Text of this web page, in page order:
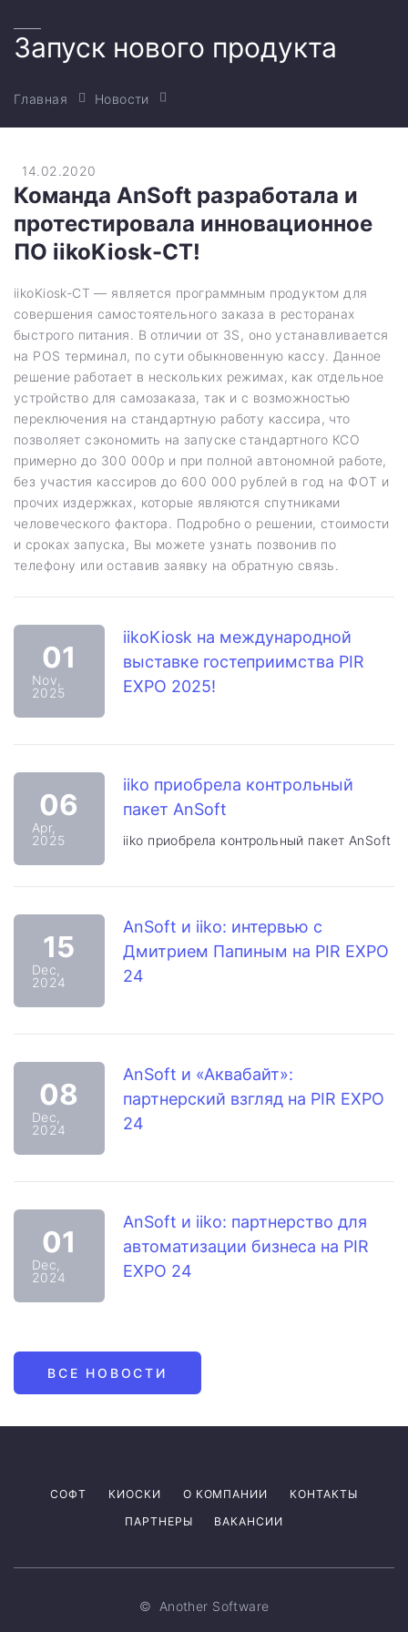
Запуск нового продукта
Главная Новости
14.02.2020
Команда AnSoft разработала и
протестировала инновационное
ПО iikoKiosk-CT!
iikoKiosk-CT — является программным продуктом для
совершения самостоятельного заказа в ресторанах
быстрого питания. В отличии от 3S, оно устанавливается
на POS терминал, по сути обыкновенную кассу. Данное
решение работает в нескольких режимах, как отдельное
устройство для самозаказа, так и с возможностью
переключения на стандартную работу кассира, что
позволяет сэкономить на запуске стандартного КСО
примерно до 300 000р и при полной автономной работе,
без участия кассиров до 600 000 рублей в год на ФОТ и
прочих издержках, которые являются спутниками
человеческого фактора. Подробно о решении, стоимости
и сроках запуска, Вы можете узнать позвонив по
телефону или оставив заявку на обратную связь.
01
Nov,
2025
iikoKiosk на международной
выставке гостеприимства PIR
EXPO 2025!
06
Apr,
2025
iiko приобрела контрольный
пакет AnSoft
iiko приобрела контрольный пакет AnSoft
15
Dec,
2024
AnSoft и iiko: интервью с
Дмитрием Папиным на PIR EXPO
24
08
Dec,
2024
AnSoft и «Аквабайт»:
партнерский взгляд на PIR EXPO
24
01
Dec,
2024
AnSoft и iiko: партнерство для
автоматизации бизнеса на PIR
EXPO 24
ВСЕ НОВОСТИ
СОФТ КИОСКИ О КОМПАНИИ
КОНТАКТЫ
ПАРТНЕРЫ
ВАКАНСИИ
© Another Software